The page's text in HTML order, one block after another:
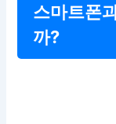
스마트폰
까?